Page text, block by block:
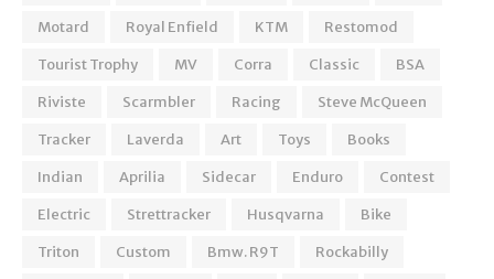
Motard
Royal Enfield KTM
Restomod
Tourist Trophy
MV Corra Classic
BSA
Riviste
Scarmbler Racing
Steve McQueen
Tracker
Laverda Art Toys
Books
Indian
Aprilia Sidecar Enduro
Contest
Electric
Strettracker Husqvarna
Bike
Triton
Custom Bmw. R9T
Rockabilly